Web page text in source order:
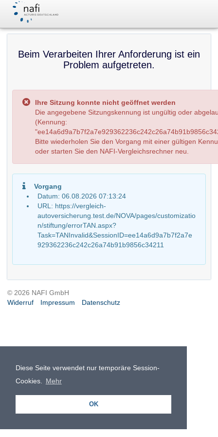
Diese Seite verwendet nur temporäre Session-
Cookies.
Mehr
OK
Beim Verarbeiten Ihrer Anforderung ist ein
Problem aufgetreten.
Ihre Sitzung konnte nicht geöffnet werden
Die angegebene Sitzungskennung ist ungültig oder
(Kennung:
Bitte wiederholen Sie den Vorgang mit einer gültigen
oder starten Sie den NAFI-Vergleichsrechner neu.
Vorgang
Datum: 06.08.2026 07:13:24
URL: https://vergleich-
autoversicherung.test.de/NOVA/pages/customizatio
n/stiftung/errorTAN.aspx?
Task=TANInvalid&SessionID=ee14a6d9a7b7f2a7e
929362236c242c26a74b91b9856c34211
© 2026 NAFI GmbH
Widerruf
Impressum Datenschutz